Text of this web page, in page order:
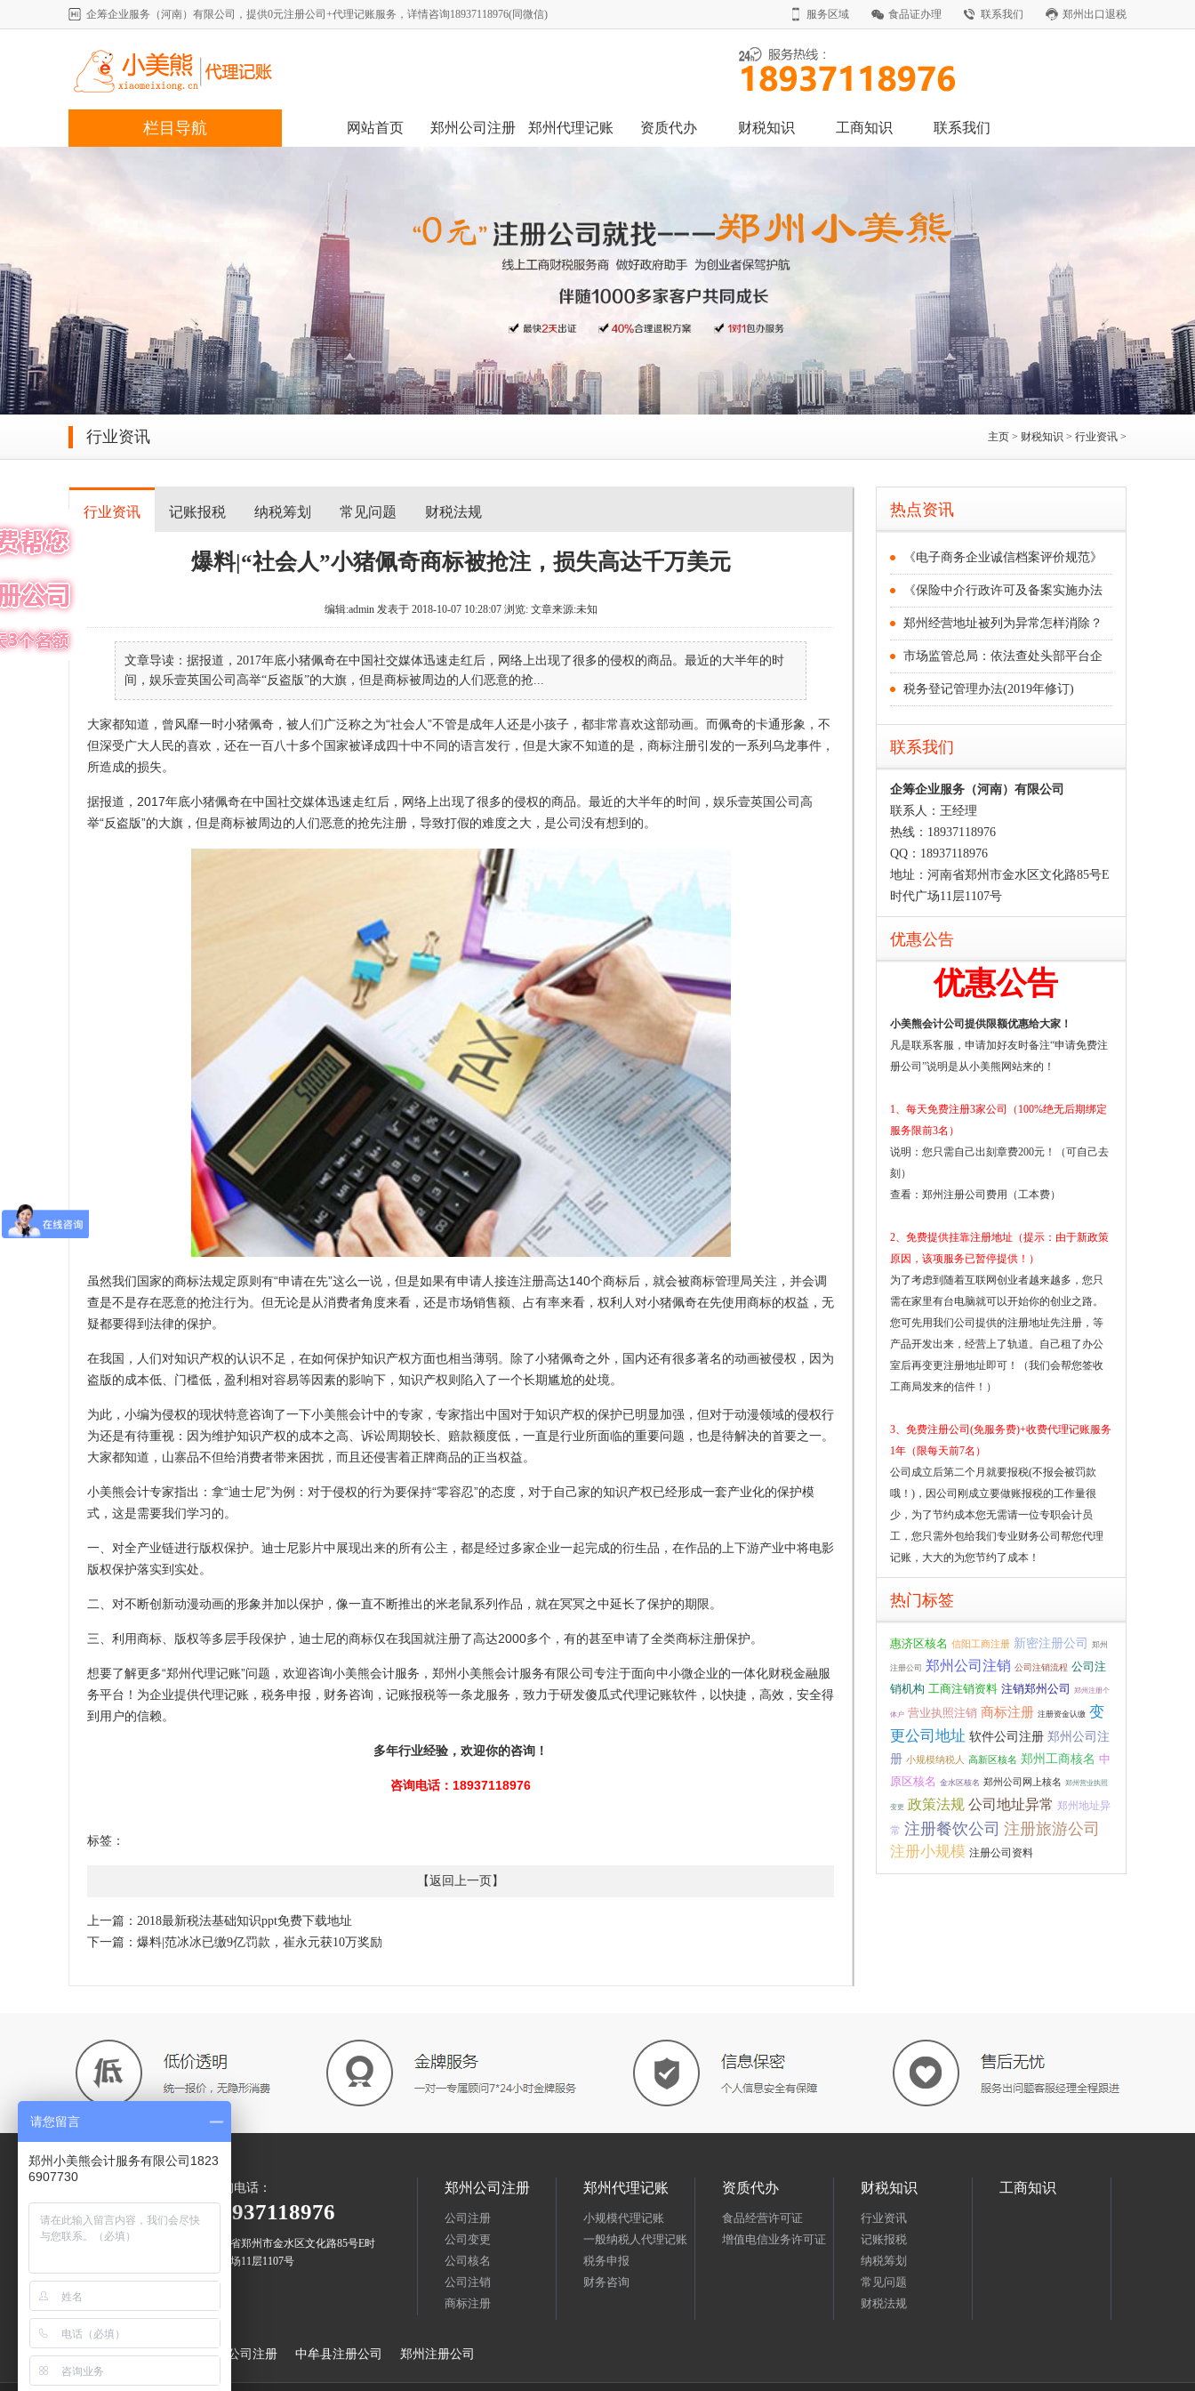
企筹企业服务（河南）有限公司，提供0元注册公司+代理记账服务，详情咨询18937118976(同微信) 服务区域 食品证办理 联系我们 郑州出口退税
栏目导航 网站首页 郑州公司注册 郑州代理记账 资质代办 财税知识 工商知识 联系我们
行业资讯 主页 > 财税知识 > 行业资讯 >
行业资讯 记账报税 纳税筹划 常见问题 财税法规
爆料|“社会人”小猪佩奇商标被抢注，损失高达千万美元
编辑:admin 发表于 2018-10-07 10:28:07 浏览:文章来源:未知
文章导读：据报道，2017年底小猪佩奇在中国社交媒体迅速走红后，网络上出现了很多的侵权的商品。最近的大半年的时
间，娱乐壹英国公司高举“反盗版”的大旗，但是商标被周边的人们恶意的抢...
大家都知道，曾风靡一时小猪佩奇，被人们广泛称之为“社会人”不管是成年人还是小孩子，都非常喜欢这部动画。而佩奇的卡通形象，不
但深受广大人民的喜欢，还在一百八十多个国家被译成四十中不同的语言发行，但是大家不知道的是， 商标注册引发的一系列乌龙事件，
所造成的损失。
据报道，2017年底小猪佩奇在中国社交媒体迅速走红后，网络上出现了很多的侵权的商品。最近的大半年的时间，娱乐壹英国公司高
举“反盗版”的大旗，但是商标被周边的人们恶意的抢先注册，导致打假的难度之大，是公司没有想到的。
虽然我们国家的商标法规定原则有“申请在先”这么一说，但是如果有申请人接连注册高达140个商标后，就会被商标管理局关注，并会调
查是不是存在恶意的抢注行为。但无论是从消费者角度来看，还是市场销售额、占有率来看，权利人对小猪佩奇在先使用商标的权益，无
疑都要得到法律的保护。
在我国，人们对知识产权的认识不足，在如何保护知识产权方面也相当薄弱。除了小猪佩奇之外，国内还有很多著名的动画被侵权，因为
盗版的成本低、门槛低，盈利相对容易等因素的影响下，知识产权则陷入了一个长期尴尬的处境。
为此，小编为侵权的现状特意咨询了一下小美熊会计中的专家，专家指出中国对于知识产权的保护已明显加强，但对于动漫领域的侵权行
为还是有待重视：因为维护知识产权的成本之高、诉讼周期较长、赔款额度低，一直是行业所面临的重要问题，也是待解决的首要之一。
大家都知道，山寨品不但给消费者带来困扰，而且还侵害着正牌商品的正当权益。
小美熊会计专家指出：拿“迪士尼”为例：对于侵权的行为要保持“零容忍”的态度，对于自己家的知识产权已经形成一套产业化的保护模
式，这是需要我们学习的。
一、对全产业链进行版权保护。迪士尼影片中展现出来的所有公主，都是经过多家企业一起完成的衍生品，在作品的上下游产业中将电影
版权保护落实到实处。
二、对不断创新动漫动画的形象并加以保护，像一直不断推出的米老鼠系列作品，就在冥冥之中延长了保护的期限。
三、利用商标、版权等多层手段保护，迪士尼的商标仅在我国就注册了高达2000多个，有的甚至申请了全类商标注册保护。
想要了解更多“郑州代理记账”问题，欢迎咨询小美熊会计服务，郑州小美熊会计服务有限公司专注于面向中小微企业的一体化财税金融服
务平台！为企业提供代理记账，税务申报，财务咨询，记账报税等一条龙服务，致力于研发傻瓜式代理记账软件，以快捷，高效，安全得
到用户的信赖。
多年行业经验，欢迎你的咨询！
咨询电话：18937118976
标签：
【返回上一页】
上一篇： 2018最新税法基础知识ppt免费下载地址
下一篇： 爆料|范冰冰已缴9亿罚款，崔永元获10万奖励
热点资讯
《电子商务企业诚信档案评价规范》
《保险中介行政许可及备案实施办法
郑州经营地址被列为异常怎样消除？
市场监管总局：依法查处头部平台企
税务登记管理办法(2019年修订)
联系我们
企筹企业服务（河南）有限公司
联系人：王经理
热线：18937118976
QQ：18937118976
地址：河南省郑州市金水区文化路85号E
时代广场11层1107号
优惠公告
优惠公告
小美熊会计公司提供限额优惠给大家！
凡是联系客服，申请加好友时备注“申请免费注
册公司”说明是从小美熊网站来的！
1、每天免费注册3家公司（100%绝无后期绑定
服务限前3名）
说明：您只需自己出刻章费200元！（可自己去
刻）
查看： 郑州注册公司费用（工本费）
2、免费提供挂靠注册地址（提示：由于新政策
原因，该项服务已暂停提供！）
为了考虑到随着互联网创业者越来越多，您只
需在家里有台电脑就可以开始你的创业之路。
您可先用我们公司提供的注册地址先注册，等
产品开发出来，经营上了轨道。自己租了办公
室后再变更注册地址即可！（我们会帮您签收
工商局发来的信件！）
3、免费注册公司(免服务费)+收费代理记账服务
1年（限每天前7名）
公司成立后第二个月就要报税(不报会被罚款
哦！)，因公司刚成立要做账报税的工作量很
少，为了节约成本您无需请一位专职会计员
工，您只需外包给我们专业财务公司帮您代理
记账，大大的为您节约了成本！
热门标签
惠济区核名 信阳工商注册 新密注册公司 郑州
注册公司 郑州公司注销 公司注销流程 公司注
销机构 工商注销资料 注销郑州公司 郑州注册个
体户 营业执照注销 商标注册 注册资金认缴 变
更公司地址 软件公司注册 郑州公司注
册 小规模纳税人 高新区核名 郑州工商核名 中
原区核名 金水区核名 郑州公司网上核名 郑州营业执照
变更 政策法规 公司地址异常 郑州地址异
常 注册餐饮公司 注册旅游公司
注册小规模 注册公司资料
扫一扫 关注我们
咨询电话：
18937118976
河南省郑州市金水区文化路85号E时
代广场11层1107号
郑州公司注册
公司注册
公司变更
公司核名
公司注销
商标注册
郑州代理记账
小规模代理记账
一般纳税人代理记账
税务申报
财务咨询
资质代办
食品经营许可证
增值电信业务许可证
财税知识
行业资讯
记账报税
纳税筹划
常见问题
财税法规
工商知识
增值服务： 郑州出口退税 登封市公司注册 中牟县注册公司 郑州注册公司
请您留言
郑州小美熊会计服务有限公司1823
6907730